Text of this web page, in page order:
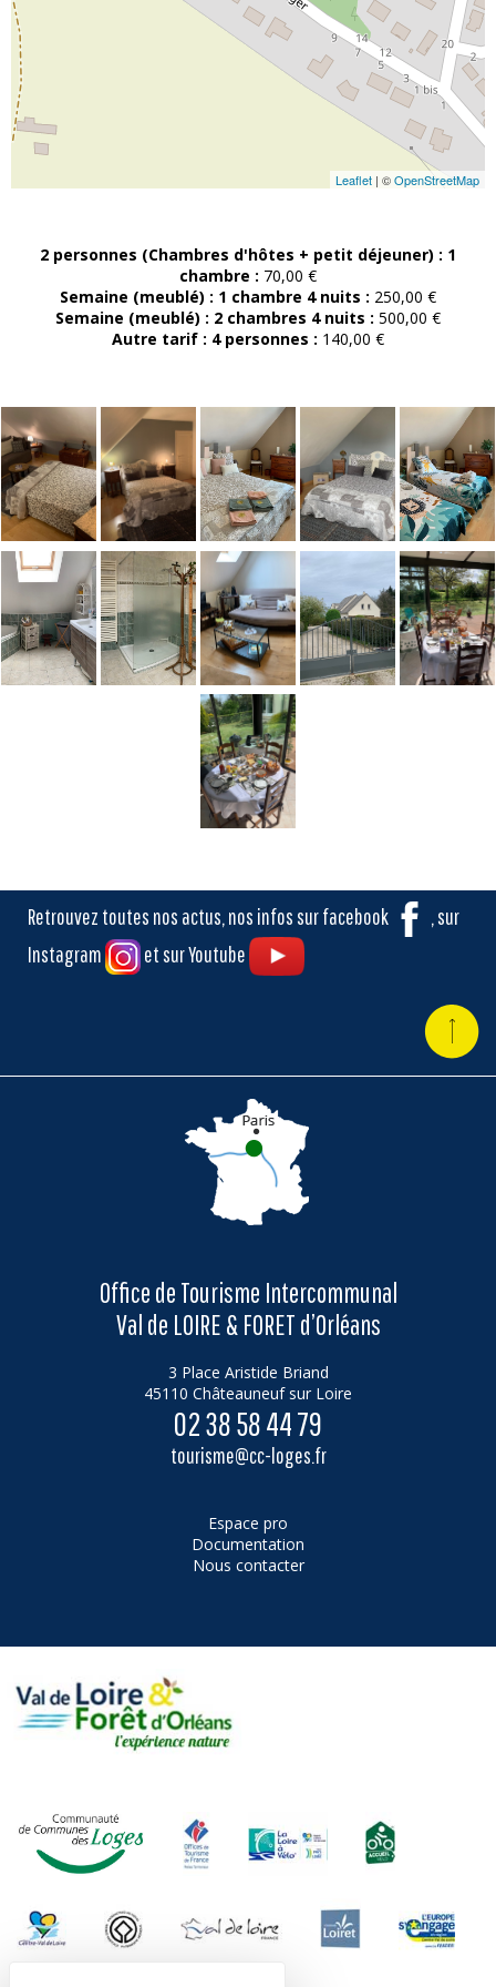
Leaflet | ©OpenStreetMap
2 personnes (Chambres d'hôtes + petit déjeuner) : 1
chambre : 70,00 €
Semaine (meublé) : 1 chambre 4 nuits : 250,00 €
Semaine (meublé) : 2 chambres 4 nuits : 500,00 €
Autre tarif : 4 personnes : 140,00 €
Retrouvez toutes nos actus, nos infos sur facebook
, sur
Instagram
et sur Youtube
Office de Tourisme Intercommunal
Val de LOIRE & FORET d’Orléans
3 Place Aristide Briand
45110 Châteauneuf sur Loire
02 38 58 44 79
tourisme@cc-loges.fr
Espace pro
Documentation
Nous contacter